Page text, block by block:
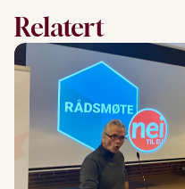
Relatert